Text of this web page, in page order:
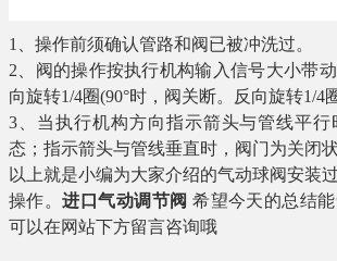
1
、操作前须确认管路和阀已被冲洗过。
2 、阀的操作按执行机构输入信号大小带
向旋转1/4圈(90°时，阀关断。反向旋转1/4
3 、当执行机构方向指示箭头与管线平
态；指示箭头与管线垂直时，阀门为关闭状
以上就是小编为大家介绍的气动球阀安装
操作。进口气动调节阀 希望今天的总结
可以在网站下方留言咨询哦